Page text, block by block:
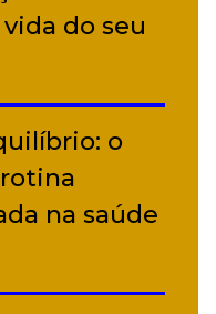
show em
do seu
o
na saúde